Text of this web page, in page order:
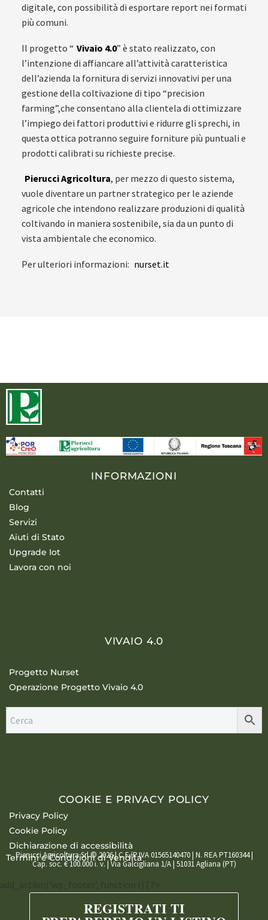
digitale, con possibilità di esportare report nei formati
più comuni.
Il progetto “ Vivaio 4.0” è stato realizzato, con
l’intenzione di affiancare all’attività caratteristica
dell’azienda la fornitura di servizi innovativi per una
gestione della coltivazione di tipo “precision
farming”,che consentano alla clientela di ottimizzare
l’impiego dei fattori produttivi e ridurre gli sprechi, in
questa ottica potranno seguire forniture più puntuali e
prodotti calibrati su richieste precise.
Pierucci Agricoltura, per mezzo di questo sistema,
vuole diventare un partner strategico per le aziende
agricole che intendono realizzare produzioni di qualità
coltivando in maniera sostenibile, sia da un punto di
vista ambientale che economico.
Per ulteriori informazioni: nurset.it
INFORMAZIONI
Contatti
Blog
Servizi
Aiuti di Stato
Upgrade Iot
Lavora con noi
VIVAIO 4.0
Progetto Nurset
Operazione Progetto Vivaio 4.0
COOKIE E PRIVACY POLICY
Privacy Policy
Cookie Policy
Dichiarazione di accessibilità
Termini e Condizioni di Vendita
Pierucci Agricoltura Srl © 2026 | C.F./P.IVA 01565140470 | N. REA PT160344 |
Cap. soc. € 100.000 i. v. | Via Galcigliana 1/A | 51031 Agliana (PT)
add_action('wp_footer', function () { ?>